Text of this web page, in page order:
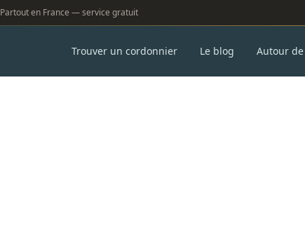
Partout en France — service gratuit
Trouver un cordonnier Le blog Autour